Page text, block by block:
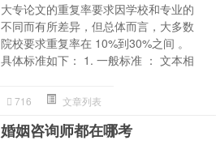
大专论文的重复率要求因学校和专业的
不同而有所差异，但总体而言，大多数
院校要求重复率在 10%到30%之间 。
具体标准如下： 1. 一般标准 ： 文本相
716 文章列表
婚姻咨询师都在哪考